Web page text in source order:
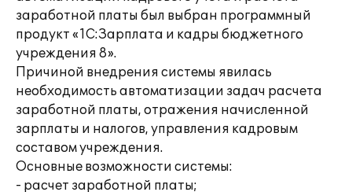
заработной платы был выбран программный
продукт «1С:Зарплата и кадры бюджетного
учреждения 8».
Причиной внедрения системы явилась
необходимость автоматизации задач расчета
заработной платы, отражения начисленной
зарплаты и налогов, управления кадровым
составом учреждения.
Основные возможности системы:
- расчет заработной платы;